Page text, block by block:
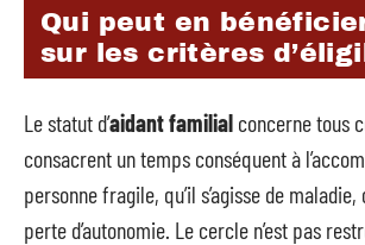
Qui peut en
sur les critères
Le statut d’aidant familial concerne tous
consacrent un temps conséquent à
personne fragile, qu’il s’agisse de
perte d’autonomie. Le cercle n’est pas